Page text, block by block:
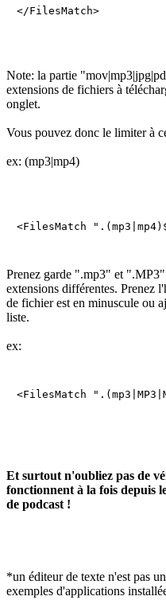
</FilesMatch>
Note: la partie
extensions de fichiers à
onglet.
Vous pouvez donc le limiter à
ex: (mp3|mp4)
<FilesMatch
Prenez garde ".mp3" et ".MP3"
extensions différentes. Prenez
de fichier est en minuscule ou
liste.
ex:
<FilesMatch
Et surtout n'oubliez pas de
fonctionnent à la fois depuis
de podcast !
*un éditeur de texte n'est pas
exemples d'applications